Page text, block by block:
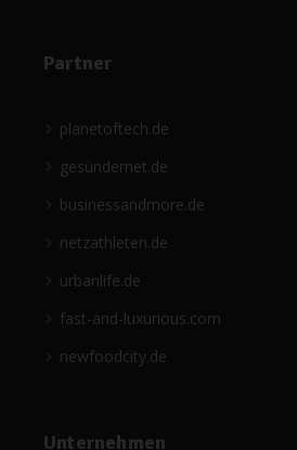
Partner
planetoftech.de
gesündernet.de
businessandmore.de
netzathleten.de
urbanlife.de
fast-and-luxurious.com
newfoodcity.de
Unternehmen